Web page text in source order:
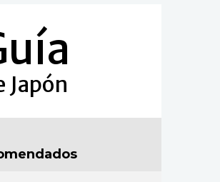
简体字
繁體字
Français
Fragmentos de Japón
Gente
Japón